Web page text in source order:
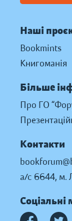
Наші
Bookmints
Книгоманія
Більше
Про ГО
Контакти
а/с 6644, м.
Соціальні